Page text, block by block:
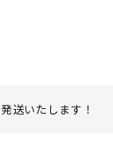
発送いたします！